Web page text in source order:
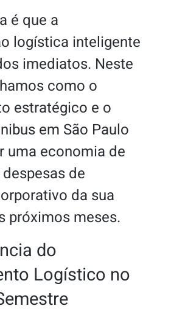
é que a
logística inteligente
imediatos. Neste
como o
estratégico e o
em São Paulo
uma economia de
de
da sua
próximos meses.
do
Logístico no